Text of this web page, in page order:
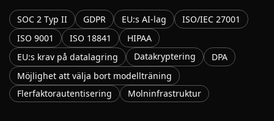
SOC 2 Typ II GDPR EU:s AI-lag
ISO/IEC 27001
ISO 9001
ISO 18841
HIPAA
EU:s krav på datalagring
Datakryptering
DPA
Möjlighet att välja bort modellträning
Flerfaktorautentisering
Molninfrastruktur